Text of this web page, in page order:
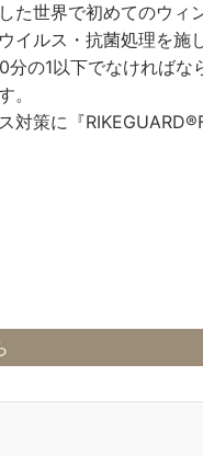
た世界で初めてのウィ
イルス・抗菌処理を施
分の1以下でなければな
。
対策に『